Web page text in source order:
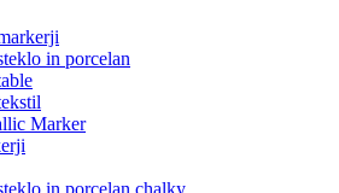
in porcelan
Marker